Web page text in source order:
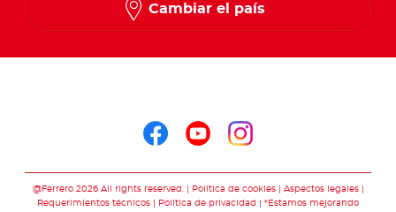
Cambiar el país
@Ferrero 2026 All rights reserved. Política de cookies
Aspectos legales
Requerimientos técnicos
Política de privacidad
*Estamos mejorando